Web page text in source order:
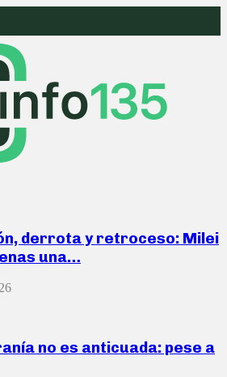
derrota y retroceso: Milei
una…
no es anticuada: pese a